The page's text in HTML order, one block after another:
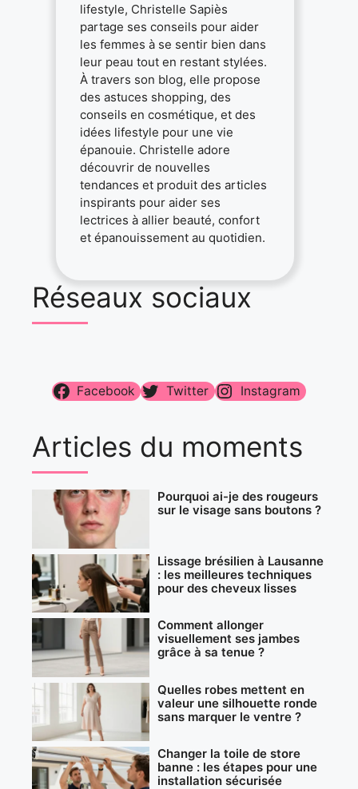
lifestyle, Christelle Sapiès
partage ses conseils pour aider
les femmes à se sentir bien dans
leur peau tout en restant stylées.
À travers son blog, elle propose
des astuces shopping, des
conseils en cosmétique, et des
idées lifestyle pour une vie
épanouie. Christelle adore
découvrir de nouvelles
tendances et produit des articles
inspirants pour aider ses
lectrices à allier beauté, confort
et épanouissement au quotidien.
Réseaux sociaux
Facebook Twitter Instagram
Articles du moments
Pourquoi ai-je des rougeurs
sur le visage sans boutons ?
Lissage brésilien à Lausanne
: les meilleures techniques
pour des cheveux lisses
Comment allonger
visuellement ses jambes
grâce à sa tenue ?
Quelles robes mettent en
valeur une silhouette ronde
sans marquer le ventre ?
Changer la toile de store
banne : les étapes pour une
installation sécurisée